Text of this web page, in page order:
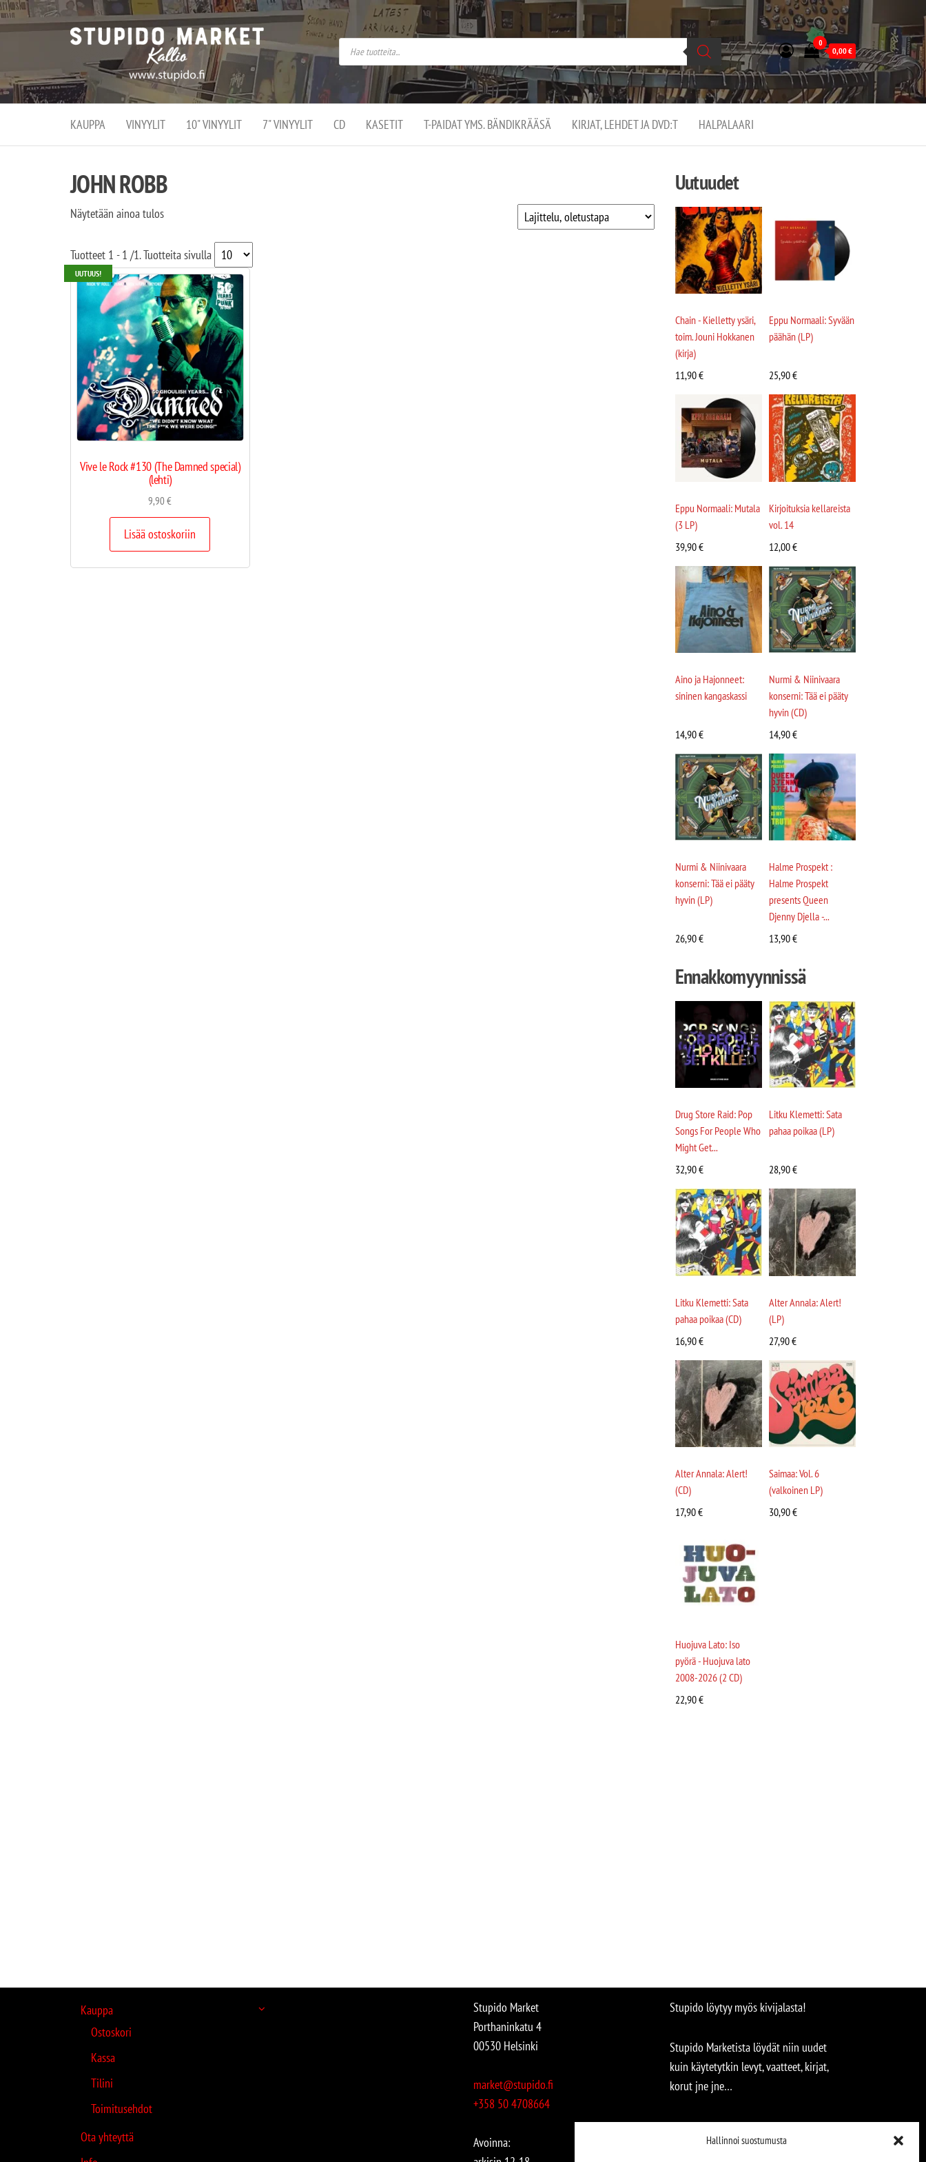
Hallinnoi suostumusta
Stupido
Market –
verkossa
ja
kivijalassa
Stupido Market on
vaihtoehtomusaan
erikoistunut
verkko- sekä
kivijalkakauppa
Helsingissä
Kallion
0
0,00€
KAUPPA VINYYLIT 10" VINYYLIT 7" VINYYLIT CD KASETIT T-PAIDAT YMS. BÄNDIKRÄÄSÄ KIRJAT, LEHDET JA DVD:T HALPALAARI
JOHN ROBB
Näytetään ainoa tulos
Tuotteet 1 - 1 /1. Tuotteita sivulla
UUTUUS!
Vive le Rock #130 (The Damned special)
(lehti)
9,90€
Lisää ostoskoriin
Uutuudet
Chain - Kielletty ysäri,
toim. Jouni Hokkanen
(kirja)
11,90€
Eppu Normaali: Syvään
päähän (LP)
25,90€
Eppu Normaali: Mutala
(3 LP)
39,90€
Kirjoituksia kellareista
vol. 14
12,00€
Aino ja Hajonneet:
sininen kangaskassi
14,90€
Nurmi & Niinivaara
konserni: Tää ei pääty
hyvin (CD)
14,90€
Nurmi & Niinivaara
konserni: Tää ei pääty
hyvin (LP)
26,90€
Halme Prospekt :
Halme Prospekt
presents Queen
Djenny Djella -...
13,90€
Ennakkomyynnissä
Drug Store Raid: Pop
Songs For People Who
Might Get...
32,90€
Litku Klemetti: Sata
pahaa poikaa (LP)
28,90€
Litku Klemetti: Sata
pahaa poikaa (CD)
16,90€
Alter Annala: Alert!
(LP)
27,90€
Alter Annala: Alert!
(CD)
17,90€
Saimaa: Vol. 6
(valkoinen LP)
30,90€
Huojuva Lato: Iso
pyörä - Huojuva lato
2008-2026 (2 CD)
22,90€
Kauppa
Ostoskori
Kassa
Tilini
Toimitusehdot
Ota yhteyttä
Stupido Market
Porthaninkatu 4
00530 Helsinki
market@stupido.fi
+358 50 4708664
Avoinna:
Stupido löytyy myös kivijalasta!
Stupido Marketista löydät niin uudet
kuin käytetytkin levyt, vaatteet, kirjat,
korut jne jne…